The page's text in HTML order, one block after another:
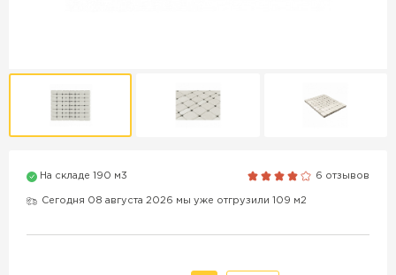
На складе 190 м3 6 отзывов
Сегодня 08 августа 2026 мы уже отгрузили 109 м2
ПОКАЗАТЬ БОЛЬШЕ
ВСЕ ПРОИЗВОДИТЕЛИ